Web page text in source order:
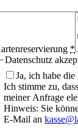
*
Datenschutz
Ja, ich habe die
Ich stimme zu,
meiner Anfrage
Hinweis: Sie
E-Mail an